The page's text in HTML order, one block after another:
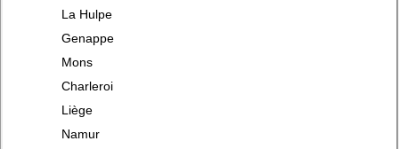
La Hulpe
Genappe
Mons
Charleroi
Liège
Namur